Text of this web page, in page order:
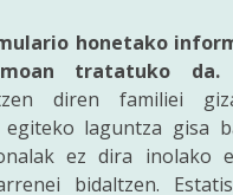
honetako
tratatuko da.
diren familiei
laguntza gisa
ez dira inolako
bidaltzen.